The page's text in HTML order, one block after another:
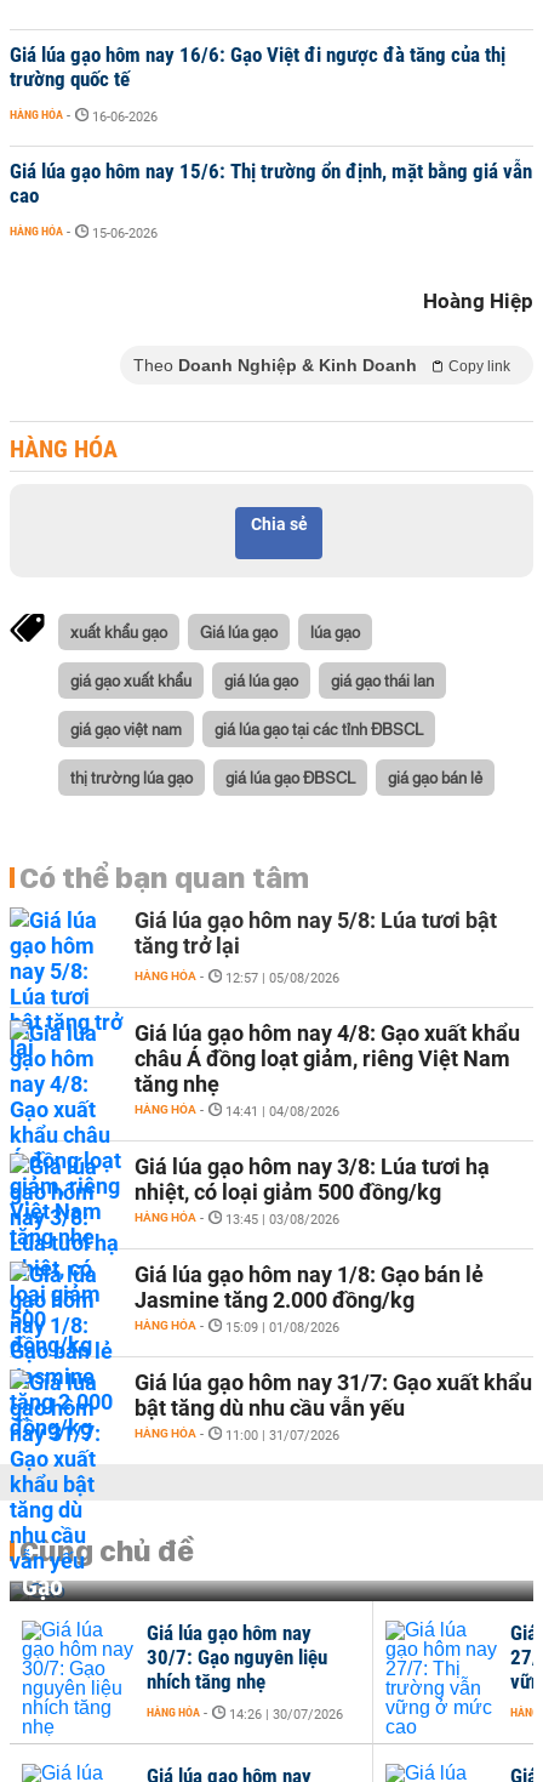
Giá lúa gạo hôm nay 16/6: Gạo Việt đi ngược đà tăng của thị
trường quốc tế
HÀNG HÓA - 16-06-2026
Giá lúa gạo hôm nay 15/6: Thị trường ổn định, mặt bằng giá vẫn
cao
HÀNG HÓA - 15-06-2026
Hoàng Hiệp
Theo Doanh Nghiệp & Kinh Doanh Copy link
HÀNG HÓA
Chia sẻ
xuất khẩu gạo Giá lúa gạo lúa gạo
giá gạo xuất khẩu giá lúa gạo giá gạo thái lan
giá gạo việt nam giá lúa gạo tại các tỉnh ĐBSCL
thị trường lúa gạo giá lúa gạo ĐBSCL giá gạo bán lẻ
Có thể bạn quan tâm
Giá lúa gạo hôm nay 5/8: Lúa tươi bật
tăng trở lại
HÀNG HÓA - 12:57 | 05/08/2026
Giá lúa gạo hôm nay 4/8: Gạo xuất khẩu
châu Á đồng loạt giảm, riêng Việt Nam
tăng nhẹ
HÀNG HÓA - 14:41 | 04/08/2026
Giá lúa gạo hôm nay 3/8: Lúa tươi hạ
nhiệt, có loại giảm 500 đồng/kg
HÀNG HÓA - 13:45 | 03/08/2026
Giá lúa gạo hôm nay 1/8: Gạo bán lẻ
Jasmine tăng 2.000 đồng/kg
HÀNG HÓA - 15:09 | 01/08/2026
Giá lúa gạo hôm nay 31/7: Gạo xuất khẩu
bật tăng dù nhu cầu vẫn yếu
HÀNG HÓA - 11:00 | 31/07/2026
Cùng chủ đề
Gạo
Giá lúa gạo hôm nay
30/7: Gạo nguyên liệu
nhích tăng nhẹ
HÀNG HÓA - 14:26 | 30/07/2026
Giá lúa gạo hôm nay
Giá
27/
HÀNG